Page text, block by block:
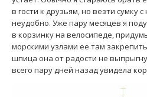
в гости к друзьям, но везти сумку
неудобно. Уже пару месяцев я
в корзинку на велосипеде,
морскими узлами ее там
шпица она от радости не
всего пару дней назад увидела